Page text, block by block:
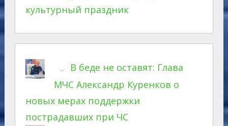
культурный праздник
В беде не оставят: Глава
МЧС Александр Куренков о
новых мерах поддержки
пострадавших при ЧС